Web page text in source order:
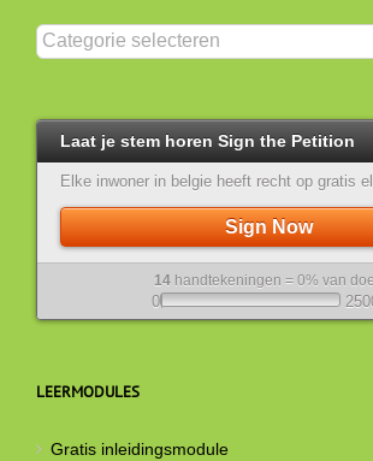
Categorieën
Laat je stem horen Sign the Petition
Elke inwoner in belgie heeft recht op gratis
Sign Now
14 handtekeningen = 0% van doel
0
LEERMODULES
Gratis inleidingsmodule